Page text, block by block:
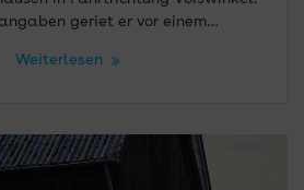
geriet er vor einem…
Weiterlesen